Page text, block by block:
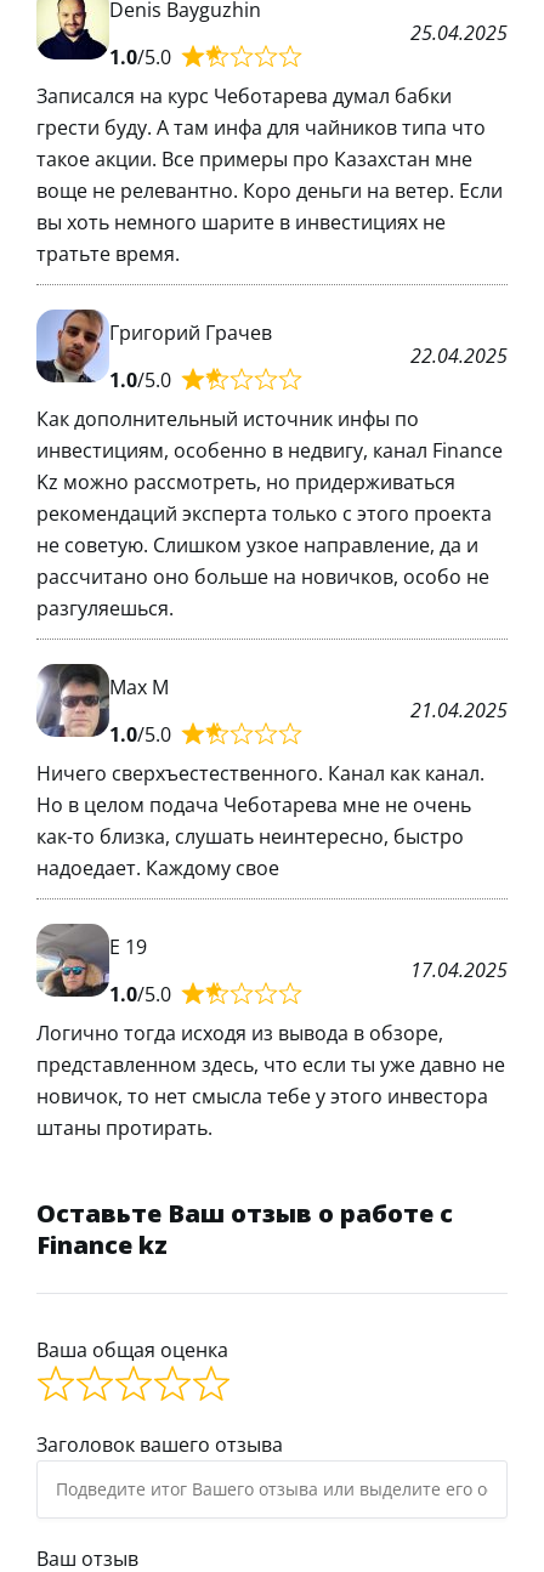
Denis Bayguzhin
1.0/5.0
25.04.2025
Записался на курс Чеботарева думал бабки
грести буду. А там инфа для чайников типа что
такое акции. Все примеры про Казахстан мне
воще не релевантно. Коро деньги на ветер. Если
вы хоть немного шарите в инвестициях не
тратьте время.
Григорий Грачев
1.0/5.0
22.04.2025
Как дополнительный источник инфы по
инвестициям, особенно в недвигу, канал Finance
Kz можно рассмотреть, но придерживаться
рекомендаций эксперта только с этого проекта
не советую. Слишком узкое направление, да и
рассчитано оно больше на новичков, особо не
разгуляешься.
Max M
1.0/5.0
21.04.2025
Ничего сверхъестественного. Канал как канал.
Но в целом подача Чеботарева мне не очень
как-то близка, слушать неинтересно, быстро
надоедает. Каждому свое
Е 19
1.0/5.0
17.04.2025
Логично тогда исходя из вывода в обзоре,
представленном здесь, что если ты уже давно не
новичок, то нет смысла тебе у этого инвестора
штаны протирать.
Оставьте Ваш отзыв о работе с
Finance kz
Ваша общая оценка
Заголовок вашего отзыва
Ваш отзыв